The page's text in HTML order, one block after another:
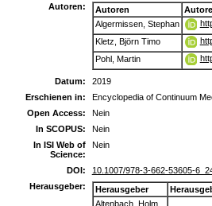
Autoren:
Autoren
Algermissen, Stephan
Kletz, Björn Timo
Pohl, Martin
Datum:
2019
Erschienen in:
Encyclopedia of Continuum
Open Access:
Nein
In SCOPUS:
Nein
In ISI Web of
Science:
Nein
DOI:
10.1007/978-3-662-53605-
Herausgeber:
Herausgeber
Altenbach, Holm